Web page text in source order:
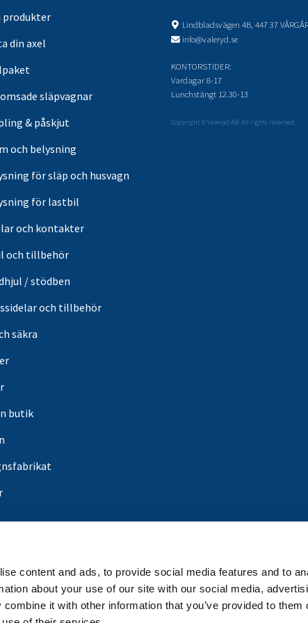
content and ads, to provide social media features and to
about your use of our site with our social media,
it with other information that you’ve provided to them
produkter
din axel
släpvagnar
& påskjut
och belysning
för släp och husvagn
för lastbil
och kontakter
och tillbehör
/ stödben
och tillbehör
säkra
butik
Lindbladsvägen 4B, 447 37
info@valeryd.se
KONTORSTIDER:
Vardagar 8-17
Lunchstängt 12.30-13
Copyright © Valeryd AB. All rights reserved.